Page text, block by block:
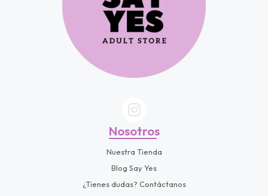
Nosotros
Nuestra Tienda
Blog Say Yes
¿Tienes dudas? Contáctanos